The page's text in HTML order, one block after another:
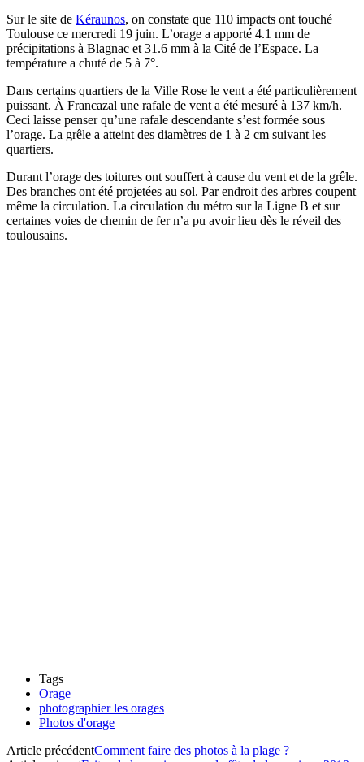
Sur le site de Kéraunos, on constate que 110 impacts ont touché
Toulouse ce mercredi 19 juin. L’orage a apporté 4.1 mm de
précipitations à Blagnac et 31.6 mm à la Cité de l’Espace. La
température a chuté de 5 à 7°.
Dans certains quartiers de la Ville Rose le vent a été particulièrement
puissant. À Francazal une rafale de vent a été mesuré à 137 km/h.
Ceci laisse penser qu’une rafale descendante s’est formée sous
l’orage. La grêle a atteint des diamètres de 1 à 2 cm suivant les
quartiers.
Durant l’orage des toitures ont souffert à cause du vent et de la grêle.
Des branches ont été projetées au sol. Par endroit des arbres coupent
même la circulation. La circulation du métro sur la Ligne B et sur
certaines voies de chemin de fer n’a pu avoir lieu dès le réveil des
toulousains.
Tags
Orage
photographier les orages
Photos d'orage
Article précédentComment faire des photos à la plage ?